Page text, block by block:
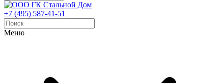
+7 (495) 587-41-51
Меню